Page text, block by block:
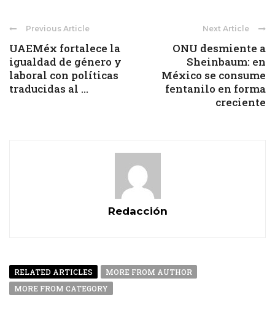
Previous Article
UAEMéx fortalece la
igualdad de género y
laboral con políticas
traducidas al ...
Next Article
ONU desmiente a
Sheinbaum: en
México se consume
fentanilo en forma
creciente
Redacción
RELATED ARTICLES
MORE FROM AUTHOR
MORE FROM CATEGORY